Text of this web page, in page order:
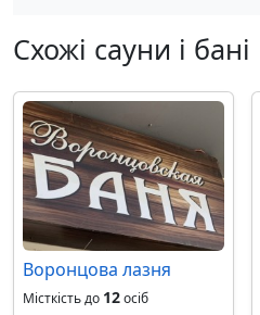
Схожі сауни і бані
Воронцова лазня
Місткість до 12осіб